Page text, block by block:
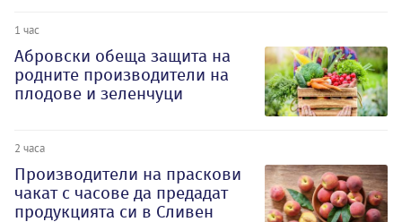
1 час
Абровски обеща защита на
родните производители на
плодове и зеленчуци
2 часа
Производители на праскови
чакат с часове да предадат
продукцията си в Сливен